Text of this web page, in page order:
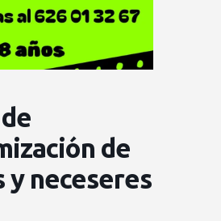
de
y neceseres